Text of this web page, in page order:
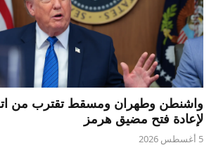
واشنطن وطهران ومسقط تقترب من
لإعادة فتح مضيق هرمز
5 أغسطس 2026